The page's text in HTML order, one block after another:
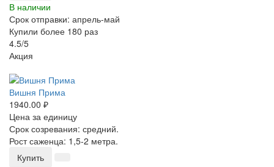
В наличии
Срок отправки: апрель-май
Купили более 180 раз
4.5/5
Акция
Вишня Прима
1940.00 ₽
Цена за единицу
Срок созревания: средний.
Рост саженца: 1,5-2 метра.
Купить